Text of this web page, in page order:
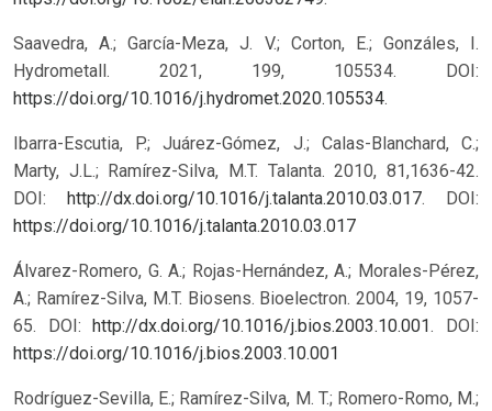
Saavedra, A.; García-Meza, J. V.; Corton, E.; Gonzáles, I.
Hydrometall. 2021, 199, 105534. DOI:
https://doi.org/10.1016/j.hydromet.2020.105534.
Ibarra-Escutia, P.; Juárez-Gómez, J.; Calas-Blanchard, C.;
Marty, J.L.; Ramírez-Silva, M.T. Talanta. 2010, 81,1636-42.
DOI:
http://dx.doi.org/10.1016/j.talanta.2010.03.017.
DOI:
https://doi.org/10.1016/j.talanta.2010.03.017
Álvarez-Romero, G. A.; Rojas-Hernández, A.; Morales-Pérez,
A.; Ramírez-Silva, M.T. Biosens. Bioelectron. 2004, 19, 1057-
65. DOI: http://dx.doi.org/10.1016/j.bios.2003.10.001.
DOI:
https://doi.org/10.1016/j.bios.2003.10.001
Rodríguez-Sevilla, E.; Ramírez-Silva, M. T.; Romero-Romo, M.;